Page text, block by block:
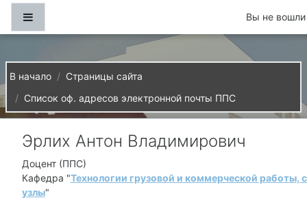
Перейти к основному содержанию
Вы не
В начало
Страницы сайта
Список оф. адресов электронной почты ППС
Эрлих Антон Владимирович
Доцент (ППС)
Кафедра "Технологии грузовой и коммерческой работы,
узлы"